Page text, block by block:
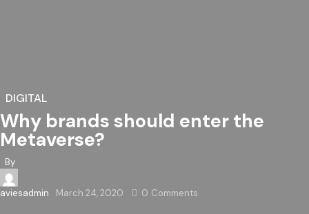
DIGITAL
Why brands should enter the
Metaverse?
By
aviesadmin March 24, 2020 0 Comments